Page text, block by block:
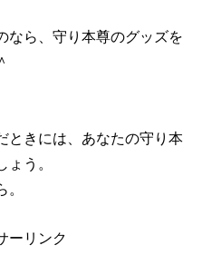
なら、守り本尊のグッズを
ときには、あなたの守り本
う。
ーリンク